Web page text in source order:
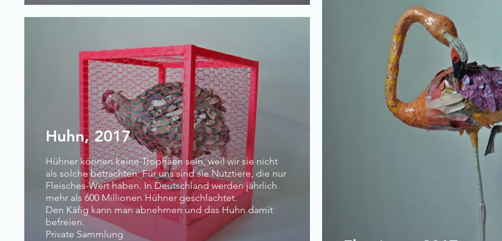
Huhn, 2017
Hühner können keine Trophäen sein, weil wir sie nicht
als solche betrachten. Für uns sind sie Nutztiere, die nur
Fleisches-Wert haben. In Deutschland werden jährlich
mehr als 600 Millionen Hühner geschlachtet.
Den Käfig kann man abnehmen und das Huhn damit
befreien.
Private Sammlung